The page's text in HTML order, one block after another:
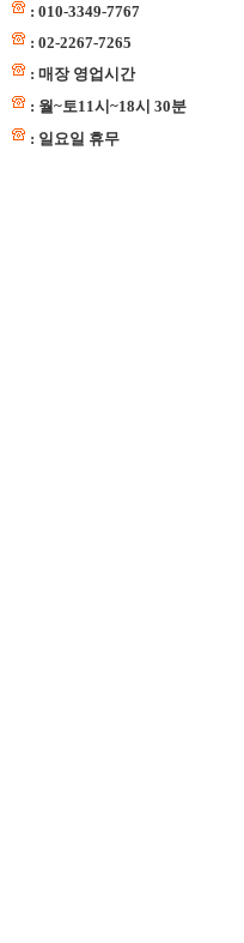
: 010-3349-7767
: 02-2267-7265
: 매장 영업시간
: 월~토11시~18시 30분
: 일요일 휴무